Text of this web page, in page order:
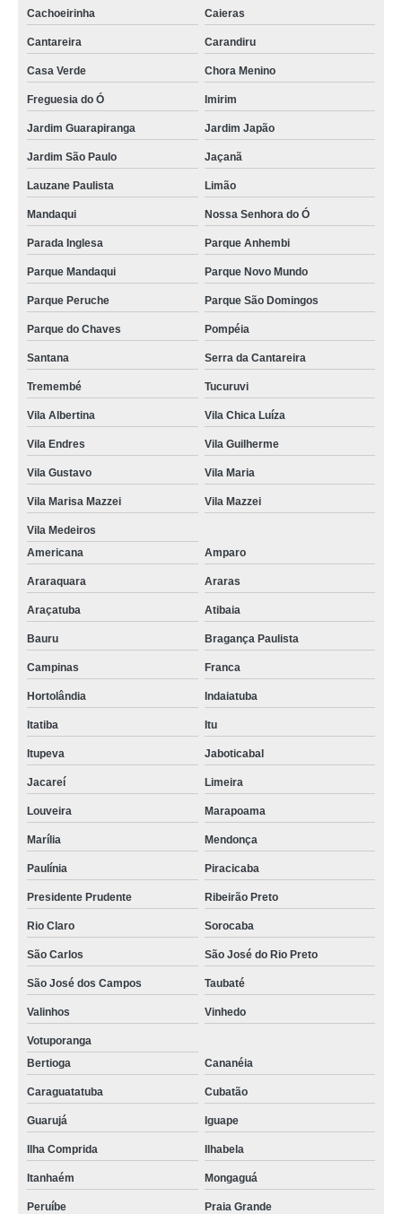
Cachoeirinha Caieras
Cantareira Carandiru
Casa Verde Chora Menino
Freguesia do Ó Imirim
Jardim Guarapiranga Jardim Japão
Jardim São Paulo Jaçanã
Lauzane Paulista Limão
Mandaqui Nossa Senhora do Ó
Parada Inglesa Parque Anhembi
Parque Mandaqui Parque Novo Mundo
Parque Peruche Parque São Domingos
Parque do Chaves Pompéia
Santana Serra da Cantareira
Tremembé Tucuruvi
Vila Albertina Vila Chica Luíza
Vila Endres Vila Guilherme
Vila Gustavo Vila Maria
Vila Marisa Mazzei Vila Mazzei
Vila Medeiros
Americana
Amparo
Araraquara Araras
Araçatuba Atibaia
Bauru Bragança Paulista
Campinas Franca
Hortolândia Indaiatuba
Itatiba Itu
Itupeva Jaboticabal
Jacareí Limeira
Louveira Marapoama
Marília Mendonça
Paulínia Piracicaba
Presidente Prudente Ribeirão Preto
Rio Claro Sorocaba
São Carlos São José do Rio Preto
São José dos Campos Taubaté
Valinhos Vinhedo
Votuporanga
Bertioga
Cananéia
Caraguatatuba Cubatão
Guarujá Iguape
Ilha Comprida Ilhabela
Itanhaém Mongaguá
Peruíbe Praia Grande